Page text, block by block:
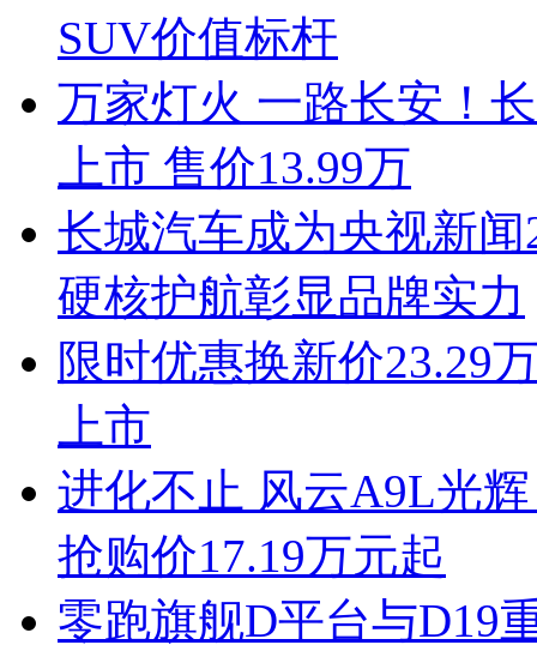
SUV价值标杆
万家灯火 一路长安！
上市 售价13.99万
长城汽车成为央视新
硬核护航彰显品牌实力
限时优惠换新价23.29
上市
进化不止 风云A9L光
抢购价17.19万元起
零跑旗舰D平台与D19